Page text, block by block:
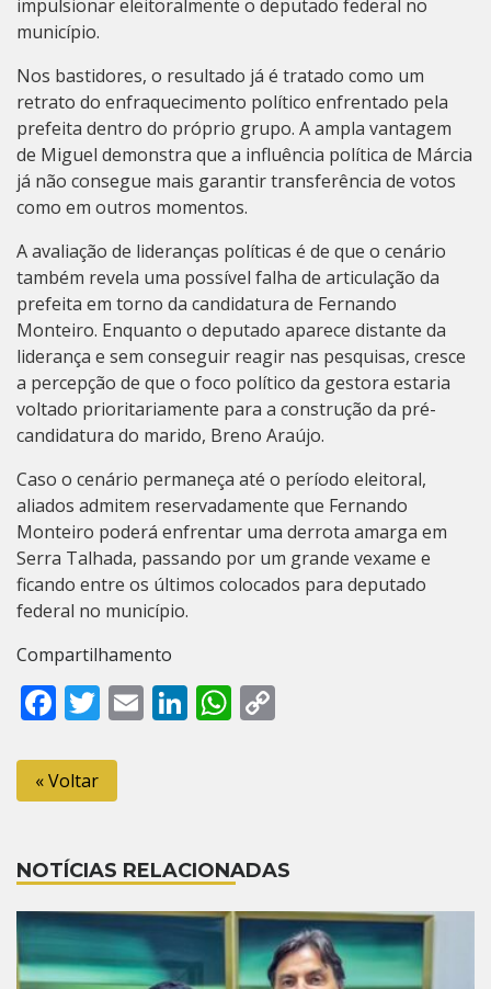
impulsionar eleitoralmente o deputado federal no
município.
Nos bastidores, o resultado já é tratado como um
retrato do enfraquecimento político enfrentado pela
prefeita dentro do próprio grupo. A ampla vantagem
de Miguel demonstra que a influência política de Márcia
já não consegue mais garantir transferência de votos
como em outros momentos.
A avaliação de lideranças políticas é de que o cenário
também revela uma possível falha de articulação da
prefeita em torno da candidatura de Fernando
Monteiro. Enquanto o deputado aparece distante da
liderança e sem conseguir reagir nas pesquisas, cresce
a percepção de que o foco político da gestora estaria
voltado prioritariamente para a construção da pré-
candidatura do marido, Breno Araújo.
Caso o cenário permaneça até o período eleitoral,
aliados admitem reservadamente que Fernando
Monteiro poderá enfrentar uma derrota amarga em
Serra Talhada, passando por um grande vexame e
ficando entre os últimos colocados para deputado
federal no município.
Compartilhamento
Facebook
Twitter
EmailLinkedIn
WhatsApp
« Voltar
NOTÍCIAS RELACIONADAS